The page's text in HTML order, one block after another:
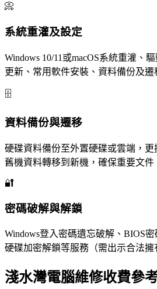
📀
系統重灌及設定
Windows 10/11或macOS系統重灌、
更新、常用軟件安裝、資料備份及遷
🗄️
資料備份與遷移
硬碟資料備份至外置硬碟或雲端，更
舊機資料轉移到新機，確保重要文件
🔐
密碼破解與解鎖
Windows登入密碼遺忘破解、BIOS
硬碟加密解鎖等服務（需出示合法擁
淺水灣電腦維修收費參